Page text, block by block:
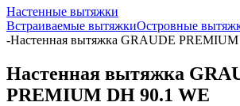
Настенные вытяжки
Встраиваемые вытяжкиОстровные
-Настенная вытяжка GRAUDE
Настенная вытяжка
PREMIUM DH 90.1 WE